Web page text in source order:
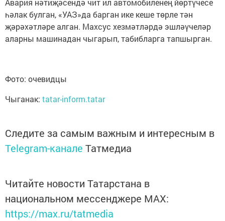
Авария нәтиҗәсендә чит ил автомобиленең йөртүчесе
һәлак булган, «УАЗ»да барган ике кеше төрле тән
җәрәхәтләре алган. Махсус хезмәтләрдә эшләүчеләр
аларны машинадан чыгарып, табибларга тапшырган.
Фото: очевидцы
Чыганак: tatar-inform.tatar
Следите за самым важным и интересным в
Telegram-канале Татмедиа
Читайте новости Татарстана в
национальном мессенджере MАХ:
https://max.ru/tatmedia